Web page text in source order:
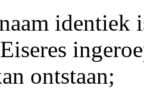
identiek
ontstaan;